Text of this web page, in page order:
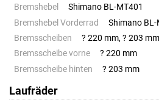
Bremshebel
Shimano BL-MT401
Bremshebel Vorderrad
Shimano BL-
Bremsscheiben
? 220 mm, ? 203 mm
Bremsscheibe vorne
? 220 mm
Bremsscheibe hinten
? 203 mm
Laufräder